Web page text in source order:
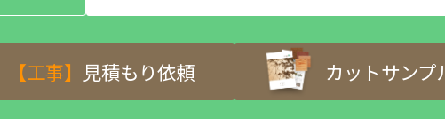
【工事】 見積もり依頼 カットサンプ